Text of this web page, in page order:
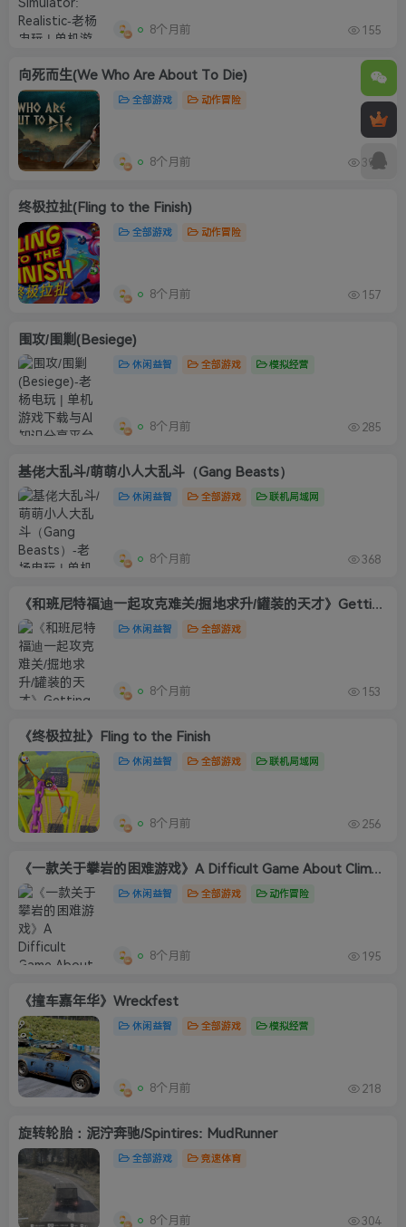
8个月前 155
向死而生(We Who Are About To Die)
全部游戏 动作冒险
8个月前 390
终极拉扯(Fling to the Finish)
全部游戏 动作冒险
8个月前 157
围攻/围剿(Besiege)
休闲益智 全部游戏 模拟经营
8个月前 285
基佬大乱斗/萌萌小人大乱斗（Gang Beasts）
休闲益智 全部游戏 联机局域网
8个月前 368
《和班尼特福迪一起攻克难关/掘地求升/罐装的天才》Getting Over It with Bennett Foddy
休闲益智 全部游戏
8个月前 153
《终极拉扯》Fling to the Finish
休闲益智 全部游戏 联机局域网
8个月前 256
《一款关于攀岩的困难游戏》A Difficult Game About Climbing 英文版
休闲益智 全部游戏 动作冒险
8个月前 195
《撞车嘉年华》Wreckfest
休闲益智 全部游戏 模拟经营
8个月前 218
旋转轮胎：泥泞奔驰/Spintires: MudRunner
全部游戏 竞速体育
8个月前 304